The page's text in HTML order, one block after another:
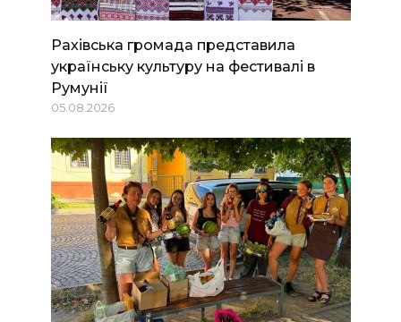
Рахівська громада представила
українську культуру на фестивалі в
Румунії
05.08.2026